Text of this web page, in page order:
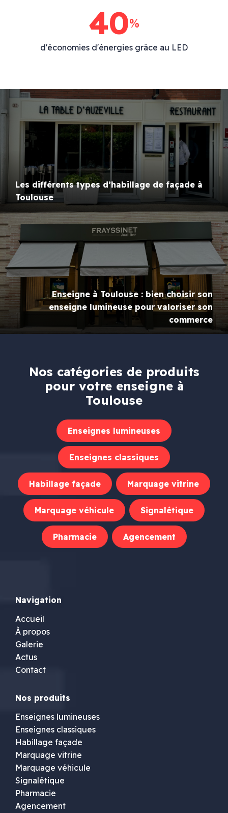
40%
d'économies d'énergies grâce au LED
Les différents types d’habillage de façade à
Toulouse
Enseigne à Toulouse : bien choisir son
enseigne lumineuse pour valoriser son
commerce
Nos catégories de produits
pour votre enseigne à
Toulouse
Enseignes lumineuses
Enseignes classiques
Habillage façade Marquage vitrine
Marquage véhicule Signalétique
Pharmacie Agencement
Navigation
Accueil
À propos
Galerie
Actus
Contact
Nos produits
Enseignes lumineuses
Enseignes classiques
Habillage façade
Marquage vitrine
Marquage véhicule
Signalétique
Pharmacie
Agencement